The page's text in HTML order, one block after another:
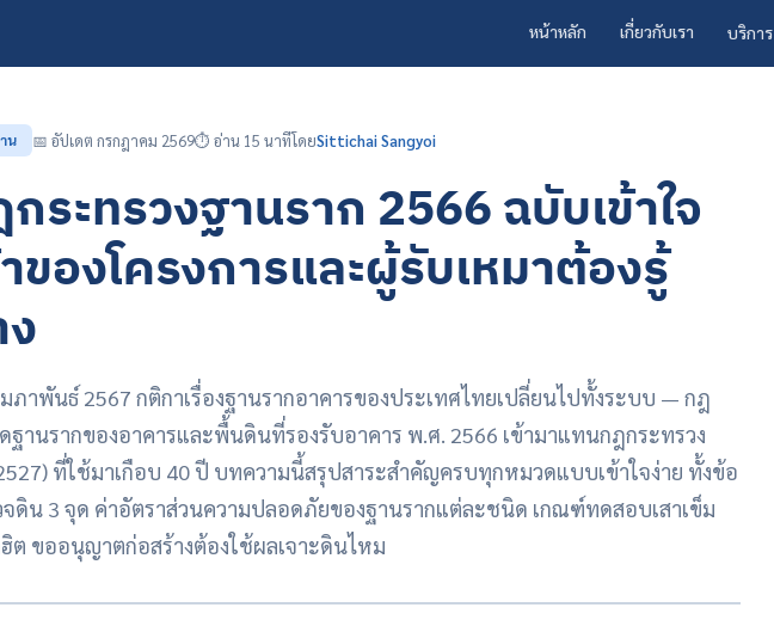
หน้าหลัก เกี่ยวกับเรา บริการ
น 📅 อัปเดต กรกฎาคม 2569⏱️ อ่าน 15 นาทีโดยSittichai Sangyoi
ระทรวงฐานราก 2566 ฉบับเข้าใจ
ของโครงการและผู้รับเหมาต้องรู้
ภาพันธ์ 2567 กติกาเรื่องฐานรากอาคารของประเทศไทยเปลี่ยนไปทั้งระบบ — กฎ
ฐานรากของอาคารและพื้นดินที่รองรับอาคาร พ.ศ. 2566 เข้ามาแทนกฎกระทรวง
ที่ใช้มาเกือบ 40 ปี บทความนี้สรุปสาระสำคัญครบทุกหมวดแบบเข้าใจง่าย ทั้งข้อ
จดิน 3 จุด ค่าอัตราส่วนความปลอดภัยของฐานรากแต่ละชนิด เกณฑ์ทดสอบเสาเข็ม
ต ขออนุญาตก่อสร้างต้องใช้ผลเจาะดินไหม